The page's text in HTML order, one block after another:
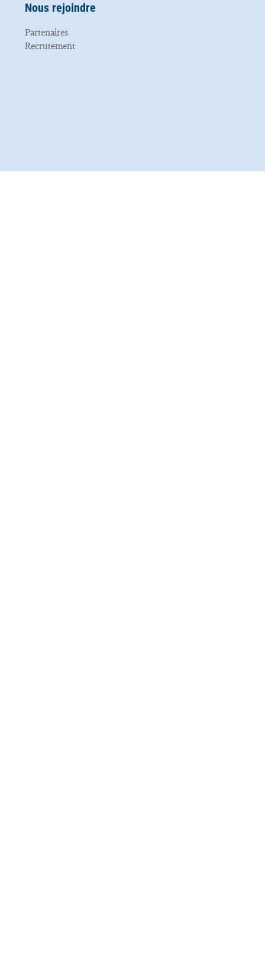
Nous rejoindre
Partenaires
Recrutement